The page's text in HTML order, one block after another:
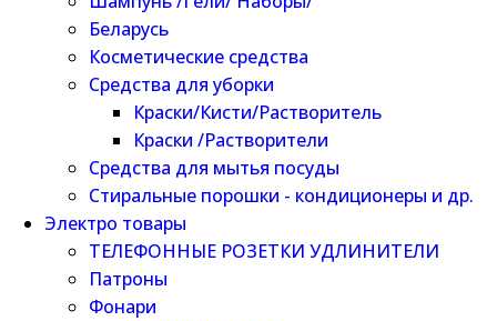
Беларусь
Косметические средства
Средства для уборки
Краски/Кисти/Растворитель
Краски /Растворители
Средства для мытья посуды
Стиральные порошки - кондиционеры и др.
Электро товары
ТЕЛЕФОННЫЕ РОЗЕТКИ УДЛИНИТЕЛИ
Патроны
Фонари